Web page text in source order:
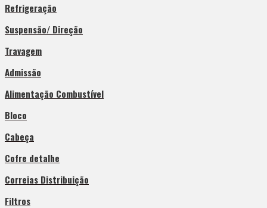
Refrigeração
Suspensão/ Direção
Travagem
Admissão
Alimentação Combustível
Bloco
Cabeça
Cofre detalhe
Correias Distribuição
Filtros